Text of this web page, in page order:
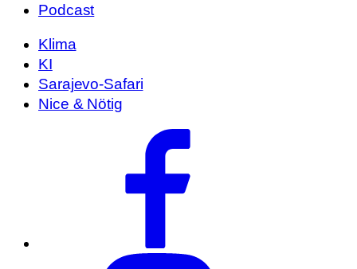
Podcast
Klima
KI
Sarajevo-Safari
Nice & Nötig